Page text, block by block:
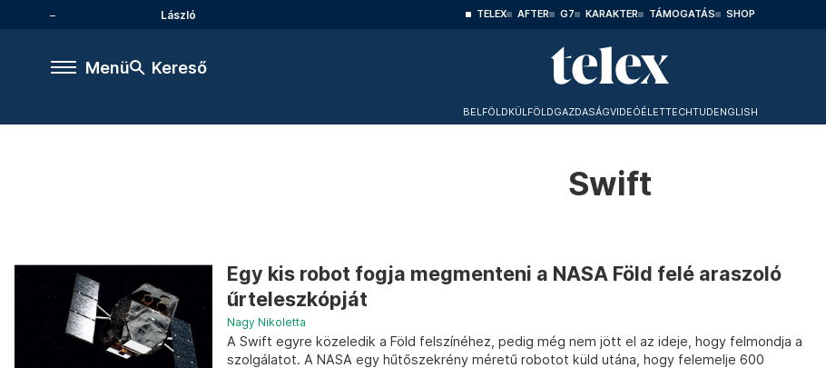
László TELEX AFTER G7 KARAKTER TÁMOGATÁS SHOP
Menü Kereső
BELFÖLDKÜLFÖLDGAZDASÁGVIDEÓÉLETTECHTUDENGLISH
Swift
Egy kis robot fogja megmenteni a NASA Föld felé araszoló
űrteleszkópját
Nagy Nikoletta
A Swift egyre közeledik a Föld felszínéhez, pedig még nem jött el az ideje, hogy felmondja a
szolgálatot. A NASA egy hűtőszekrény méretű robotot küld utána, hogy felemelje 600